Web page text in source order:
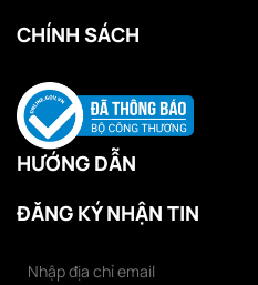
CHÍNH SÁCH
HƯỚNG DẪN
ĐĂNG KÝ NHẬN TIN